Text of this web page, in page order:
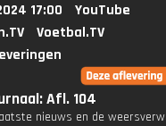
17:00
YouTube
Voetbal.TV
Afl. 104
nieuws en de